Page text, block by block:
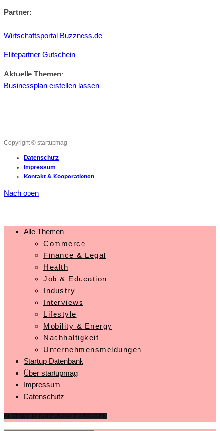
Partner:
Wirtschaftsportal Buzzness.de
Elitepartner Gutschein
Aktuelle Themen:
Businessplan erstellen lassen
Copyright © startupmag
Datenschutz
Impressum
Kontakt & Kooperationen
Nach oben
Alle Themen
Commerce
Finance & Legal
Health
Job & Education
Industry
Interviews
Lifestyle
Mobility & Energy
Nachhaltigkeit
Unternehmensmeldungen
Startup Datenbank
Über startupmag
Impressum
Datenschutz